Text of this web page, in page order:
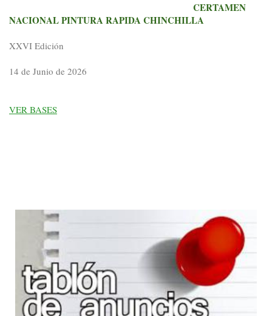
CERTAMEN
NACIONAL PINTURA RAPIDA CHINCHILLA
XXVI Edición
14 de Junio de 2026
VER BASES